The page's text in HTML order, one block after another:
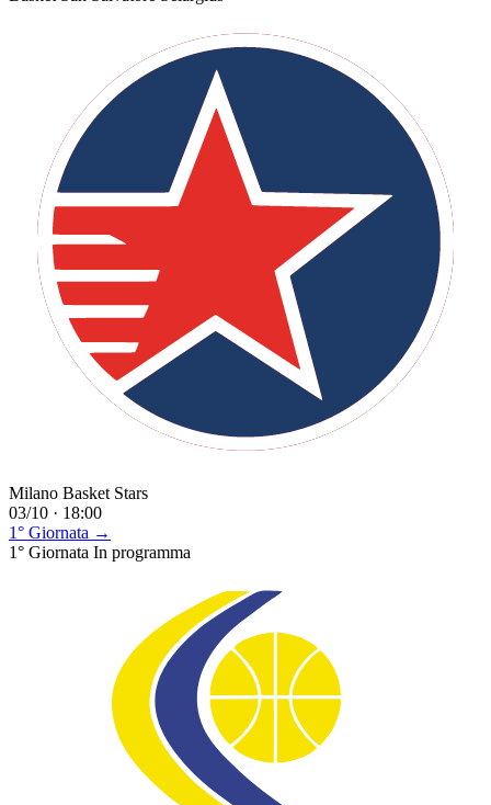
Milano Basket Stars
03/10 · 18:00
1° Giornata →
1° Giornata In programma